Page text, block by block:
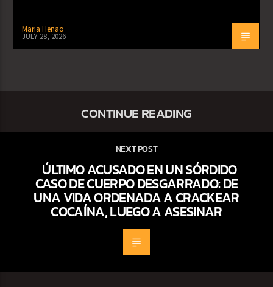
Maria Henao
JULY 28, 2026
CONTINUE READING
NEXT POST
ÚLTIMO ACUSADO EN UN SÓRDIDO
CASO DE CUERPO DESGARRADO: DE
UNA VIDA ORDENADA A CRACKEAR
COCAÍNA, LUEGO A ASESINAR